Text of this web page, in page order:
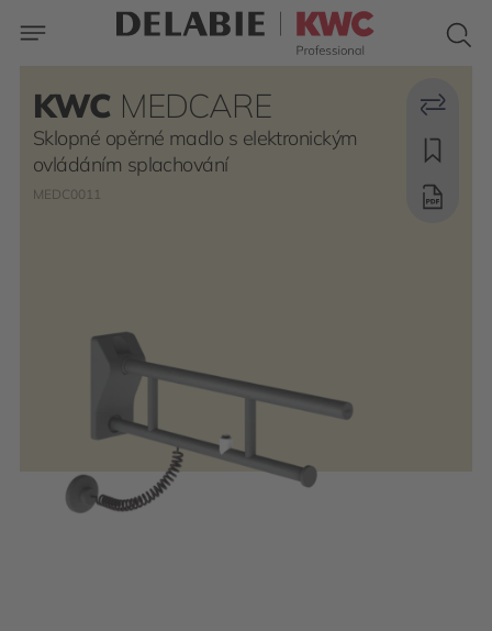
KWC MEDCARE
Sklopné opěrné madlo s elektronickým
ovládáním splachování
MEDC0011